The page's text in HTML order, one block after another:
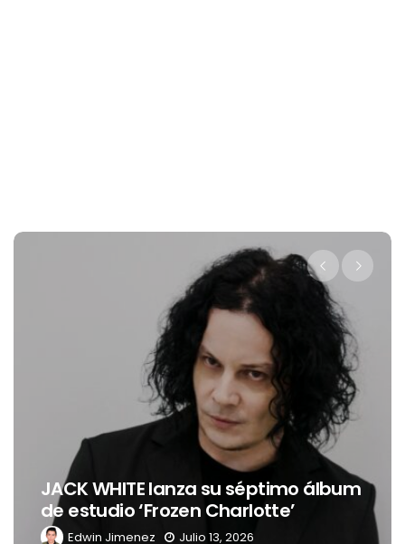
JACK WHITE lanza su séptimo álbum
de estudio ‘Frozen Charlotte’
Edwin Jimenez Julio 13, 2026